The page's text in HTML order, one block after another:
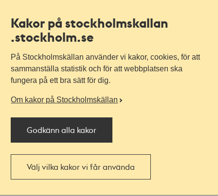
Kakor på stockholmskallan
.stockholm.se
På Stockholmskällan använder vi kakor, cookies, för att
sammanställa statistik och för att webbplatsen ska
fungera på ett bra sätt för dig.
Om kakor på Stockholmskällan
Godkänn alla kakor
Välj vilka kakor vi får använda